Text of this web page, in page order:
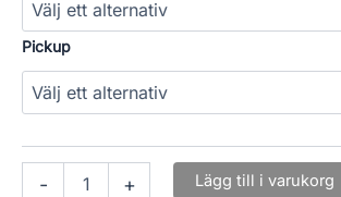
Pickup
- + Lägg till i varukorg